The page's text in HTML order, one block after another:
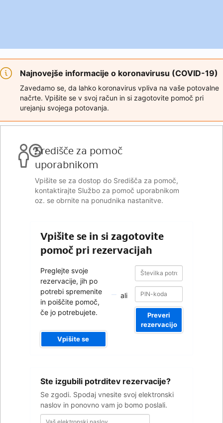
Najnovejše informacije o koronavirusu (COVID-19)
Zavedamo se, da lahko koronavirus vpliva na vaše potovalne
načrte. Vpišite se v svoj račun in si zagotovite pomoč pri
urejanju svojega potovanja.
Središče za pomoč
uporabnikom
Vpišite se za dostop do Središča za pomoč,
kontaktirajte Službo za pomoč uporabnikom
oz. se obrnite na ponudnika nastanitve.
Vpišite se in si zagotovite
pomoč pri rezervacijah
Preglejte svoje
rezervacije, jih po
potrebi spremenite
in poiščite pomoč,
če jo potrebujete.
Vpišite se
ali
Številka
potrditve
Številka
potrditve
Preveri
rezervacijo
Ste izgubili potrditev rezervacije?
Se zgodi. Spodaj vnesite svoj elektronski
naslov in ponovno vam jo bomo poslali.
elektronski
naslov